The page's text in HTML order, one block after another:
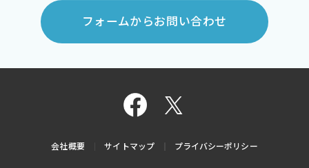
フォームからお問い合わせ
会社概要 サイトマップ プライバシーポリシー